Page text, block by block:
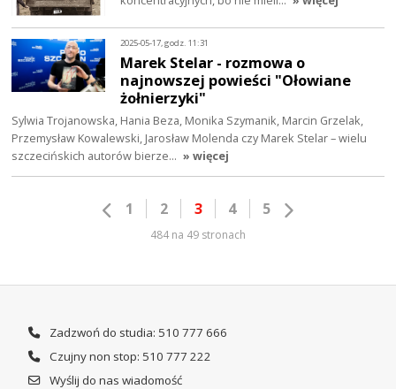
2025-05-17, godz. 11:31
Marek Stelar - rozmowa o
najnowszej powieści "Ołowiane
żołnierzyki"
Sylwia Trojanowska, Hania Beza, Monika Szymanik, Marcin Grzelak,
Przemysław Kowalewski, Jarosław Molenda czy Marek Stelar – wielu
szczecińskich autorów bierze… » więcej
1 2 3 4 5
484 na 49 stronach
Zadzwoń do studia: 510 777 666
Czujny non stop: 510 777 222
Wyślij do nas wiadomość